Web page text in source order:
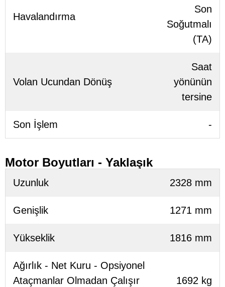
Havalandırma
Son
Soğutmalı
(TA)
Volan Ucundan Dönüş
Saat
yönünün
tersine
Son İşlem -
Motor Boyutları - Yaklaşık
Uzunluk 2328 mm
Genişlik 1271 mm
Yükseklik 1816 mm
Ağırlık - Net Kuru - Opsiyonel
Ataçmanlar Olmadan Çalışır
1692 kg